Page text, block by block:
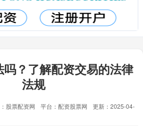
？了解配资交易的法律
法规
股票配资网 平台：配资股票网
更新：2025-04-